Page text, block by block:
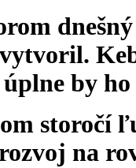
by
storočí
na